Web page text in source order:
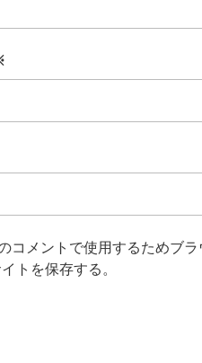
コメントで使用するためブ
トを保存する。